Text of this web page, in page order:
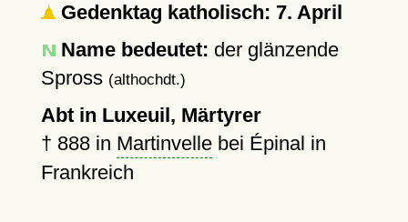
Gedenktag katholisch: 7. April
Name bedeutet: der glänzende
Spross (althochdt.)
Abt in Luxeuil, Märtyrer
† 888in Martinvellebei Épinal in
Frankreich